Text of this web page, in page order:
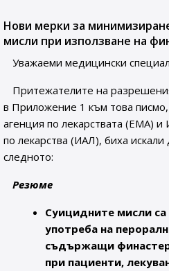
Нови мерки за
мисли при използване на
Уважаеми медицински
Притежателите на
в Приложение 1 към това писмо,
агенция по лекарствата (EMA)
по лекарства (ИАЛ), биха
следното:
Резюме
Суицидните мисли
употреба на
съдържащи
при пациенти,